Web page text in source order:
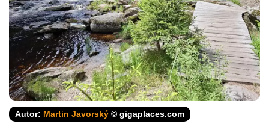
Autor: Martin Javorský © gigaplaces.com